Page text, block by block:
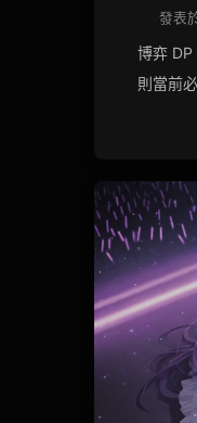
發表
博弈 DP
則當前